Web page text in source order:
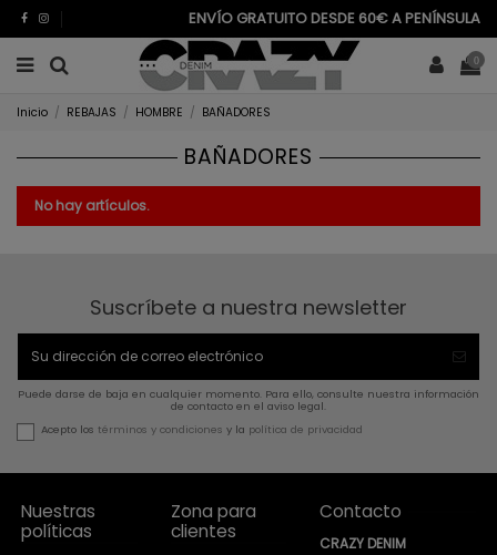
ENVÍO GRATUITO DESDE 60€ A PENÍNSULA
0
Inicio REBAJAS HOMBRE BAÑADORES
BAÑADORES
No hay artículos.
Suscríbete a nuestra newsletter
Puede darse de baja en cualquier momento. Para ello, consulte nuestra información
de contacto en el aviso legal.
Acepto los términos y condiciones y la política de privacidad
Nuestras
políticas
Zona para
clientes
Contacto
CRAZY DENIM